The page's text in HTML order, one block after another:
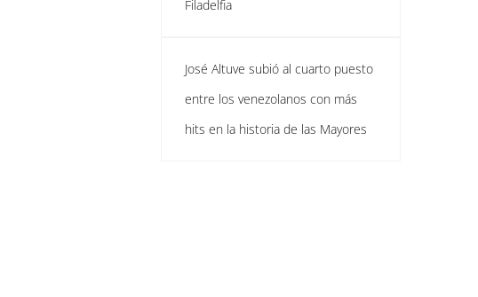
Filadelfia
José Altuve subió al cuarto puesto
entre los venezolanos con más
hits en la historia de las Mayores